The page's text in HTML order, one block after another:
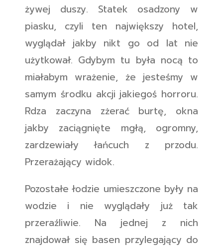
żywej duszy. Statek osadzony w
piasku, czyli ten największy hotel,
wyglądał jakby nikt go od lat nie
użytkował. Gdybym tu była nocą to
miałabym wrażenie, że jesteśmy w
samym środku akcji jakiegoś horroru.
Rdza zaczyna zżerać burtę, okna
jakby zaciągnięte mgłą, ogromny,
zardzewiały łańcuch z przodu.
Przerażający widok.
Pozostałe łodzie umieszczone były na
wodzie i nie wyglądały już tak
przeraźliwie. Na jednej z nich
znajdował się basen przylegający do